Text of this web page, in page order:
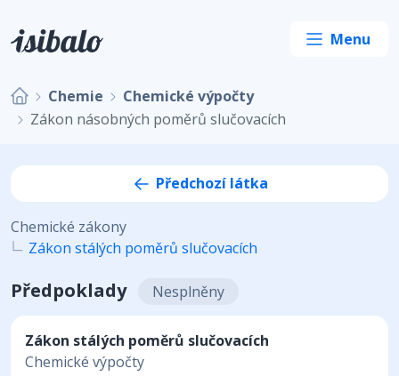
Chemie
Chemické výpočty
Zákon násobných poměrů slučovacích
Předchozí látka
Chemické zákony
Zákon stálých poměrů slučovacích
Předpoklady Nesplněny
Zákon stálých poměrů slučovacích
Chemické výpočty